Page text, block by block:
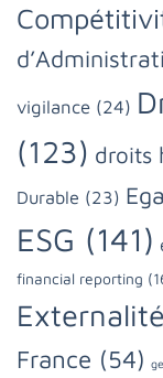
vigilance (24)
(123) droits
Durable (23)
ESG (141)
financial reporting
France (54)